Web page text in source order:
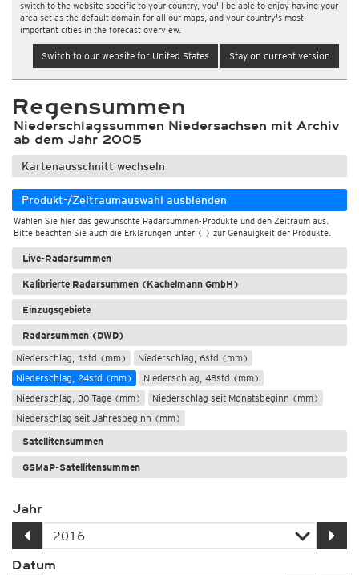
switch to the website specific to your country, you'll be able to enjoy having your
area set as the default domain for all our maps, and your country's most
important cities in the forecast overview.
Switch to our website for United States Stay on current version
Regensummen
Niederschlagssummen Niedersachsen mit Archiv
ab dem Jahr 2005
Kartenausschnitt wechseln
Produkt-/Zeitraumauswahl ausblenden
Wählen Sie hier das gewünschte Radarsummen-Produkte und den Zeitraum aus.
Bitte beachten Sie auch die Erklärungen unter (i) zur Genauigkeit der Produkte.
Live-Radarsummen
Kalibrierte Radarsummen (Kachelmann GmbH)
Einzugsgebiete
Radarsummen (DWD)
Niederschlag, 1std (mm)
Niederschlag, 6std (mm)
Niederschlag, 24std (mm)
Niederschlag, 48std (mm)
Niederschlag, 30 Tage (mm)
Niederschlag seit Monatsbeginn (mm)
Niederschlag seit Jahresbeginn (mm)
Satellitensummen
GSMaP-Satellitensummen
Jahr
Datum